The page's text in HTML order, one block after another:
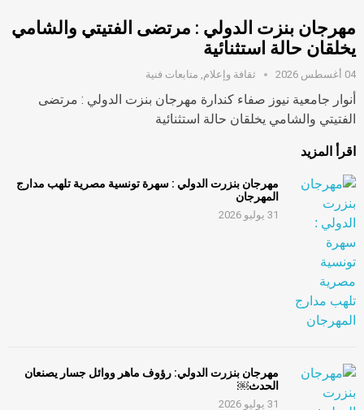
مهرجان بنزت الدولي : مرتضى الفتيتي والشامي
يخلقان حالة استثنائية
04 أغسطس 2026 ثقافة وإعلام متابعات فنية
أنوار جامعية نيوز صفاء كندارة مهرجان بنزت الدولي : مرتضى
الفتيتي والشامي يخلقان حالة استثنائية
اقرأ المزيد
مهرجان بنزرت الدولي : سهرة تونسية مصرية تلهب مدارج
المهرجان
31 يوليو 2026
مهرجان بنزرت الدولي: رؤوف ماهر ووائل جسار يصنعان
الحدث￼
31 يوليو 2026